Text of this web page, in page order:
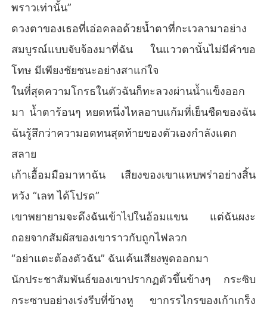
พราวเท่านั้น”
ดวงตาของเธอที่เอ่อคลอด้วยน้ำตาที่กะเวลามาอย่าง
สมบูรณ์แบบจับจ้องมาที่ฉัน ในแววตานั้นไม่มีคำขอ
โทษ มีเพียงชัยชนะอย่างสาแก่ใจ
ในที่สุดความโกรธในตัวฉันก็ทะลวงผ่านน้ำแข็งออก
มา น้ำตาร้อนๆ หยดหนึ่งไหลอาบแก้มที่เย็นชืดของฉัน
ฉันรู้สึกว่าความอดทนสุดท้ายของตัวเองกำลังแตก
สลาย
เก้าเอื้อมมือมาหาฉัน เสียงของเขาแหบพร่าอย่างสิ้น
หวัง “เลท ได้โปรด”
เขาพยายามจะดึงฉันเข้าไปในอ้อมแขน แต่ฉันผงะ
ถอยจากสัมผัสของเขาราวกับถูกไฟลวก
“อย่าแตะต้องตัวฉัน” ฉันเค้นเสียงพูดออกมา
นักประชาสัมพันธ์ของเขาปรากฏตัวขึ้นข้างๆ กระซิบ
กระซาบอย่างเร่งรีบที่ข้างหู ขากรรไกรของเก้าเกร็ง